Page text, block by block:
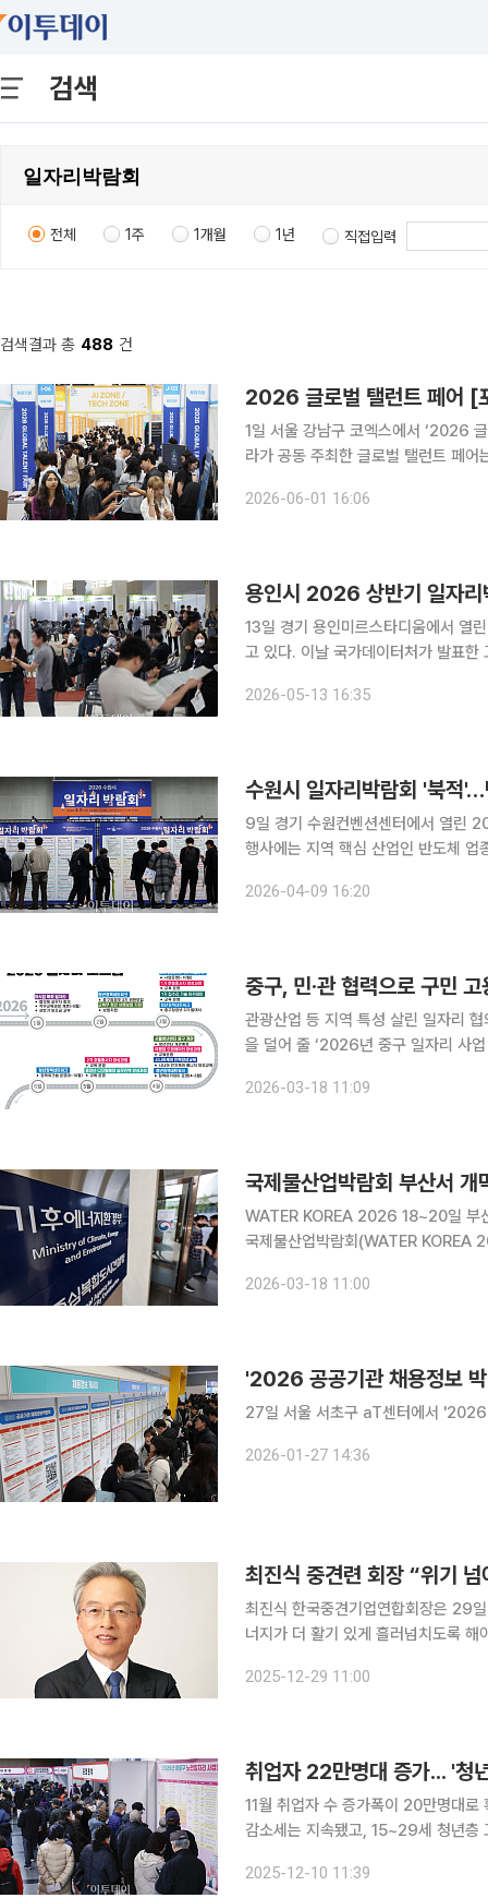
검색
전체 1주 1개월 1년 직접입력
검색결과 총 488 건
2026 글로벌 탤런트 페어 [
1일 서울 강남구 코엑스에서 ‘2026
라가 공동 주최한 글로벌 탤런트 페
2026-06-01 16:06
용인시 2026 상반기 일자
13일 경기 용인미르스타디움에서 열
고 있다. 이날 국가데이터처가 발표
및 기술서비스업 고용 둔화 등이 영향
2026-05-13 16:35
수원시 일자리박람회 '북적
9일 경기 수원컨벤션센터에서 열린
행사에는 지역 핵심 산업인 반도체
2026-04-09 16:20
관광산업 등 지역 특성 살린 일자리 협의체 강화 서울 중구가 민‧관 협력을 기
을 덜어 줄 ‘2026년 중구 일자리 사업 기본
한다. 중구는 지난해 1만2134명의
2026-03-18 11:09
국제물산업박람회 부산서
WATER KOREA 2026 18~20일 부산서 개최 국내 최대 규모의 물산업 전문
국제물산업박람회(WATER KOREA 2026)'가 18
2026-03-18 11:00
'2026 공공기관 채용정보
27일 서울 서초구 aT센터에서
2026-01-27 14:36
최진식 한국중견기업연합회장은 29
너지가 더 활기 있게 흘러넘치도록 해야 한다”라고 강조했
패러다임 혁신을 위한 합리적인 합의
2025-12-29 11:00
취업자 22만명대 증가... '청
11월 취업자 수 증가폭이 20만명대로
감소세는 지속됐고, 15~29세 청년층 고용률은 19
만5000명 증가했다. 취업자 증가 폭
2025-12-10 11:39